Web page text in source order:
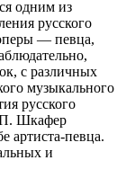
одним из
русского
— певца,
c различных
музыкального
русского
П. Шкафер
артиста-певца.
и